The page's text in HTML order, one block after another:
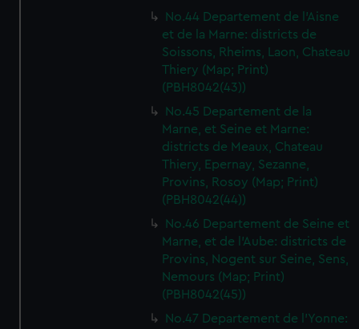
No.44 Departement de l'Aisne
et de la Marne: districts de
Soissons, Rheims, Laon, Chateau
Thiery (Map; Print)
(PBH8042(43))
No.45 Departement de la
Marne, et Seine et Marne:
districts de Meaux, Chateau
Thiery, Epernay, Sezanne,
Provins, Rosoy (Map; Print)
(PBH8042(44))
No.46 Departement de Seine et
Marne, et de l'Aube: districts de
Provins, Nogent sur Seine, Sens,
Nemours (Map; Print)
(PBH8042(45))
No.47 Departement de l'Yonne: